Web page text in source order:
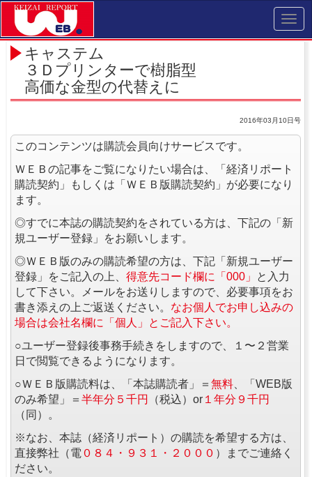
キャステム
３Ｄプリンターで樹脂型
高価な金型の代替えに
2016年03月10日号
このコンテンツは購読会員向けサービスです。
ＷＥＢの記事をご覧になりたい場合は、「経済リポート
購読契約」もしくは「ＷＥＢ版購読契約」が必要になり
ます。
◎すでに本誌の購読契約をされている方は、下記の「新
規ユーザー登録」をお願いします。
◎ＷＥＢ版のみの購読希望の方は、下記「新規ユーザー
登録」をご記入の上、 得意先コード欄に「000」
と入力
して下さい。メールをお送りしますので、必要事項をお
書き添えの上ご返送ください。 なお個人でお申し込みの
場合は会社名欄に「個人」とご記入下さい。
○ユーザー登録後事務手続きをしますので、１〜２営業
日で閲覧できるようになります。
○ＷＥＢ版購読料は、「本誌購読者」＝ 無料 、「WEB版
のみ希望」＝ 半年分５千円 （税込）or １年分９千円
（同）。
※なお、本誌（経済リポート）の購読を希望する方は、
直接弊社（電 ０８４・９３１・２０００ ）までご連絡く
ださい。